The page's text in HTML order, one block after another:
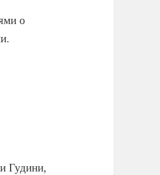
о
Гудини,